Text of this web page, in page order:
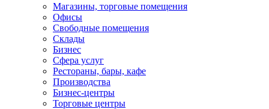
Магазины, торговые помещения
Офисы
Свободные помещения
Склады
Бизнес
Сфера услуг
Рестораны, бары, кафе
Производства
Бизнес-центры
Торговые центры